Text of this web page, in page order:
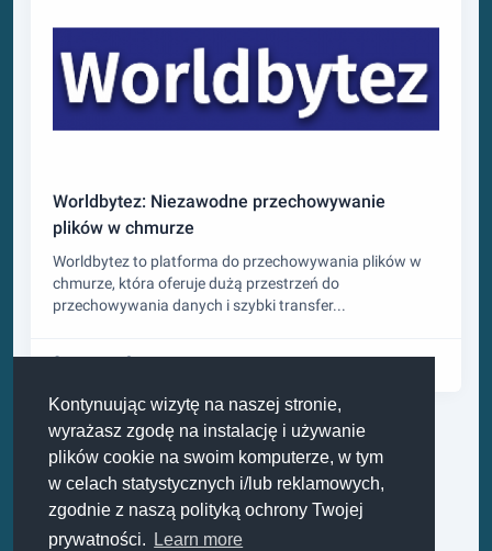
Kontynuując wizytę na naszej stronie,
wyrażasz zgodę na instalację i używanie
plików cookie na swoim komputerze, w tym
w celach statystycznych i/lub reklamowych,
zgodnie z naszą polityką ochrony Twojej
prywatności.
Learn more
Worldbytez: Niezawodne przechowywanie
plików w chmurze
Worldbytez to platforma do przechowywania plików w
chmurze, która oferuje dużą przestrzeń do
przechowywania danych i szybki transfer...
Comments:0
Poprzedni Dalej